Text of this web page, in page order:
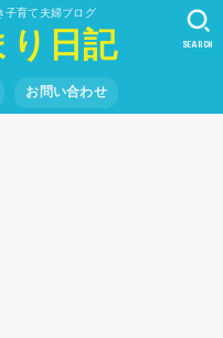
子育て夫婦ブログ
り日記
お問い合わせ
SEARCH